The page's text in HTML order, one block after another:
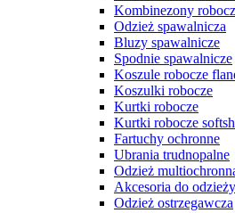
Kombinezony
Odzież spawalnicza
Bluzy spawalnicze
Spodnie spawalnicze
Koszule robocze
Koszulki robocze
Kurtki robocze
Kurtki robocze
Fartuchy ochronne
Ubrania trudnopalne
Odzież
Akcesoria do
Odzież ostrzegawcza